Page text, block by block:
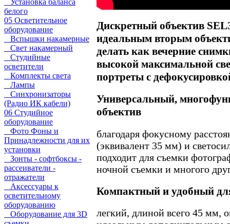
Установка баланса
белого
05 Осветительное
оборудование
Вспышки накамерные
Свет накамерный
Студийные
осветители
Комплекты света
Лампы
Синхронизаторы
(Радио ИК кабели)
06 Студийное
оборудование
Фото Фоны и
Принадлежности для их
установки
Зонты - софтбоксы -
рассеиватели -
отражатели
Аксессуары к
осветительному
оборудованию
Оборудование для 3D
Дискретный объектив
идеальным вторым
делать как вечерние
высокой максимальной
портреты с
Универсальный,
объектив
благодаря фокусному
(эквивалент 35 мм) и
подходит для съемки
ночной съемки и многого
Компактный и удобный
легкий, длиной всего 45 мм,